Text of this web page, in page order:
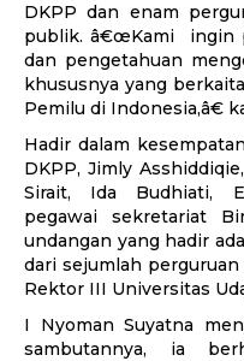
DKPP dan enam
publik. â€œKami ingin
dan pengetahuan
khususnya yang
Pemilu di Indonesia,â€
Hadir dalam
DKPP, Jimly
Sirait, Ida Budhiati,
pegawai sekretariat
undangan yang hadir
dari sejumlah
Rektor III Universitas
I Nyoman Suyatna
sambutannya, ia